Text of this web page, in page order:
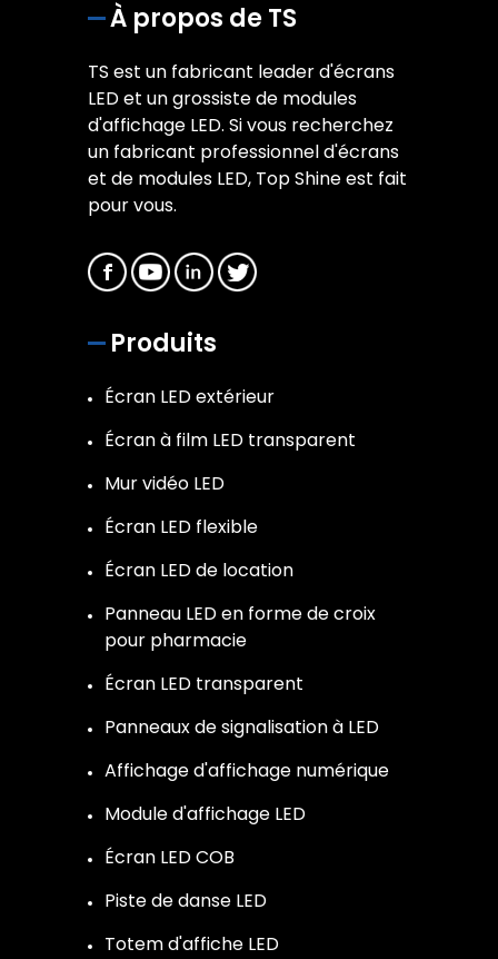
À propos de TS
TS est un fabricant leader d'écrans
LED et un grossiste de modules
d'affichage LED. Si vous recherchez
un fabricant professionnel d'écrans
et de modules LED, Top Shine est fait
pour vous.
Produits
Écran LED extérieur
Écran à film LED transparent
Mur vidéo LED
Écran LED flexible
Écran LED de location
Panneau LED en forme de croix
pour pharmacie
Écran LED transparent
Panneaux de signalisation à LED
Affichage d'affichage numérique
Module d'affichage LED
Écran LED COB
Piste de danse LED
Totem d'affiche LED